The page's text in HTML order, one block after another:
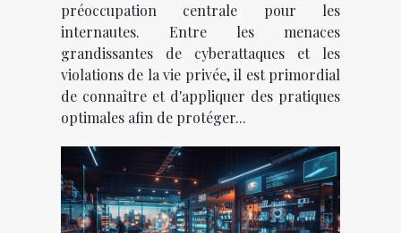
préoccupation centrale pour les
internautes. Entre les menaces
grandissantes de cyberattaques et les
violations de la vie privée, il est primordial
de connaître et d'appliquer des pratiques
optimales afin de protéger...